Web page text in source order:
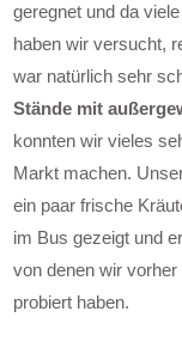
geregnet und da
haben wir versucht,
war natürlich sehr
Stände mit
konnten wir vieles
Markt machen.
ein paar frische
im Bus gezeigt und
von denen wir
probiert haben.